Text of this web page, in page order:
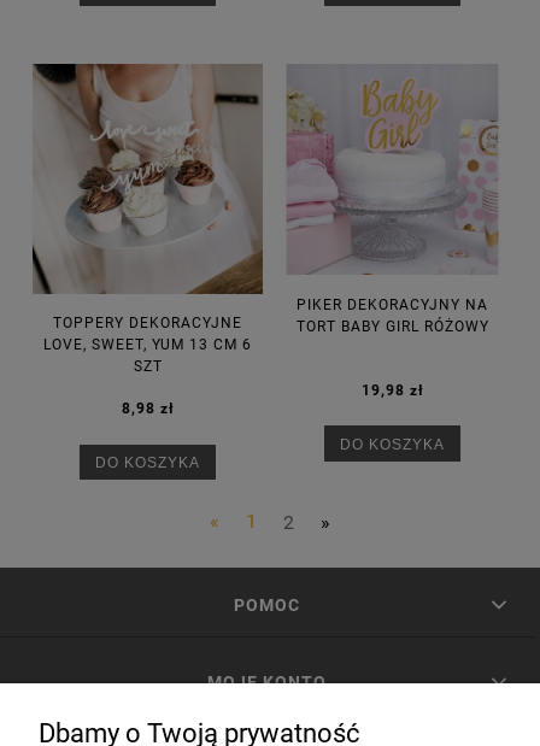
TOPPERY DEKORACYJNE
LOVE, SWEET, YUM 13 CM 6
SZT
8,98 zł
DO KOSZYKA
PIKER DEKORACYJNY NA
TORT BABY GIRL RÓŻOWY
19,98 zł
DO KOSZYKA
« 1 2 »
POMOC
MOJE KONTO
Dbamy o Twoją prywatność